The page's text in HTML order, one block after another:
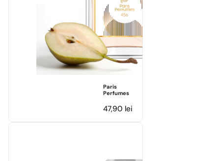
Paris
Perfumes
47,90 lei